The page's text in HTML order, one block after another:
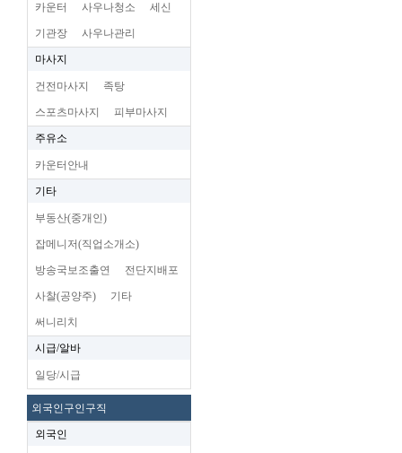
카운터 사우나청소 세신
기관장 사우나관리
마사지
건전마사지 족탕
스포츠마사지 피부마사지
주유소
카운터안내
기타
부동산(중개인)
잡메니저(직업소개소)
방송국보조출연 전단지배포
사찰(공양주) 기타
써니리치
시급/알바
일당/시급
외국인구인구직
외국인